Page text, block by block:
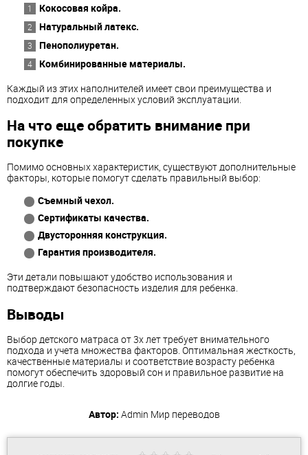
Кокосовая койра.
Натуральный латекс.
Пенополиуретан.
Комбинированные материалы.
Каждый из этих наполнителей имеет свои преимущества и
подходит для определенных условий эксплуатации.
На что еще обратить внимание при
покупке
Помимо основных характеристик, существуют дополнительные
факторы, которые помогут сделать правильный выбор:
Съемный чехол.
Сертификаты качества.
Двусторонняя конструкция.
Гарантия производителя.
Эти детали повышают удобство использования и
подтверждают безопасность изделия для ребенка.
Выводы
Выбор детского матраса от 3х лет требует внимательного
подхода и учета множества факторов. Оптимальная жесткость,
качественные материалы и соответствие возрасту ребенка
помогут обеспечить здоровый сон и правильное развитие на
долгие годы.
Автор: Admin Мир переводов